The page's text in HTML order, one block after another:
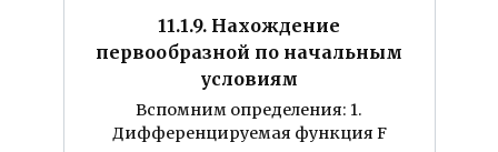
11.1.9. Нахождение
первообразной по начальным
условиям
Вспомним определения: 1.
Дифференцируемая функция F